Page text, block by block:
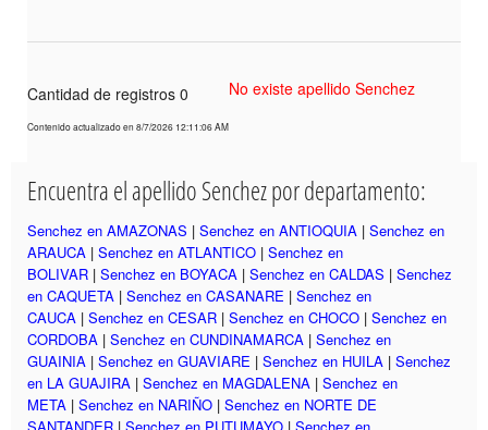
No existe apellido Senchez
Cantidad de registros 0
Contenido actualizado en 8/7/2026 12:11:06 AM
Encuentra el apellido Senchez por departamento:
Senchez en AMAZONAS | Senchez en ANTIOQUIA | Senchez en
ARAUCA | Senchez en ATLANTICO | Senchez en
BOLIVAR | Senchez en BOYACA | Senchez en CALDAS | Senchez
en CAQUETA | Senchez en CASANARE | Senchez en
CAUCA | Senchez en CESAR | Senchez en CHOCO | Senchez en
CORDOBA | Senchez en CUNDINAMARCA | Senchez en
GUAINIA | Senchez en GUAVIARE | Senchez en HUILA | Senchez
en LA GUAJIRA | Senchez en MAGDALENA | Senchez en
META | Senchez en NARIÑO | Senchez en NORTE DE